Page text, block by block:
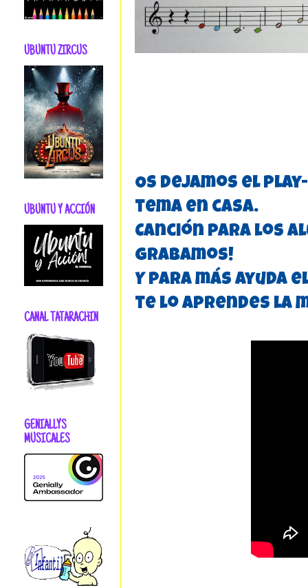
Os dejamos el
tema en casa.
Canción para los
grabamos!
Y para más ayuda
te lo aprendes la
UBUNTU ZIRCUS
UBUNTU Y ACCIÓN
CANAL TATARACHIN
GENIALLYS
MUSICALES